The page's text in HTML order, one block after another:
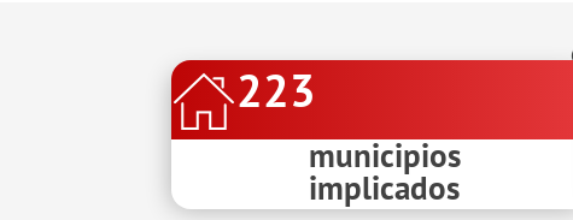
223
municipios
implicados